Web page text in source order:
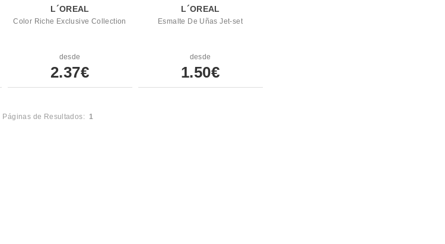
L´OREAL
Color Riche Exclusive Collection
desde
2.37€
L´OREAL
Esmalte De Uñas Jet-set
desde
1.50€
Páginas de Resultados: 1